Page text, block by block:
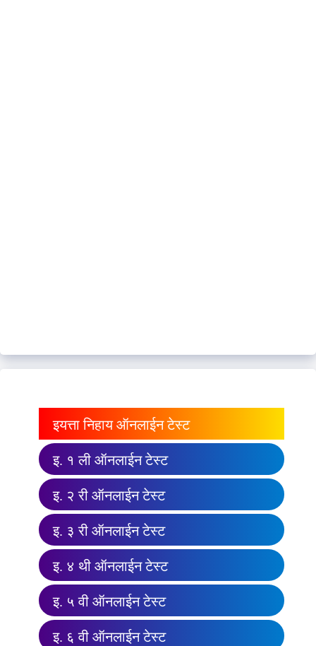
इयत्ता निहाय ऑनलाईन टेस्ट
इ. १ ली ऑनलाईन टेस्ट
इ. २ री ऑनलाईन टेस्ट
इ. ३ री ऑनलाईन टेस्ट
इ. ४ थी ऑनलाईन टेस्ट
इ. ५ वी ऑनलाईन टेस्ट
इ. ६ वी ऑनलाईन टेस्ट